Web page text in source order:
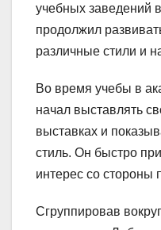
учебных заведений
продолжил
различные стили и
Во время учебы в
начал выставлять
выставках и
стиль. Он быстро
интерес со стороны
Сгруппировав